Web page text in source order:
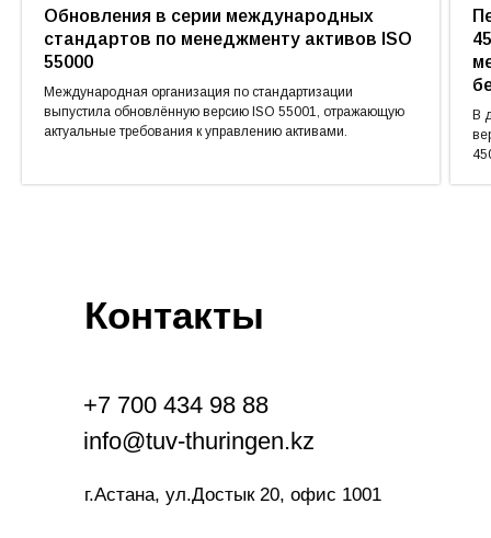
Обновления в серии международных
стандартов по менеджменту активов ISO
55000
Международная организация по стандартизации
выпустила обновлённую версию ISO 55001, отражающую
актуальные требования к управлению активами.
В
Контакты
+7 700 434 98 88
info@tuv-thuringen.kz
г.Астана, ул.Достык 20, офис 1001